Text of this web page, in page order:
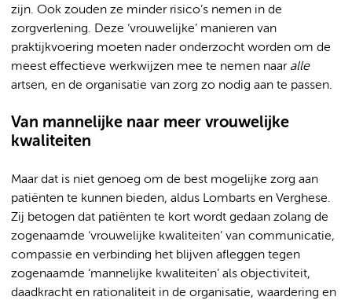
zijn. Ook zouden ze minder risico’s nemen in de
zorgverlening. Deze ‘vrouwelijke’ manieren van
praktijkvoering moeten nader onderzocht worden om de
meest effectieve werkwijzen mee te nemen naar alle
artsen, en de organisatie van zorg zo nodig aan te passen.
Van mannelijke naar meer vrouwelijke
kwaliteiten
Maar dat is niet genoeg om de best mogelijke zorg aan
patiënten te kunnen bieden, aldus Lombarts en Verghese.
Zij betogen dat patiënten te kort wordt gedaan zolang de
zogenaamde ‘vrouwelijke kwaliteiten’ van communicatie,
compassie en verbinding het blijven afleggen tegen
zogenaamde ‘mannelijke kwaliteiten’ als objectiviteit,
daadkracht en rationaliteit in de organisatie, waardering en